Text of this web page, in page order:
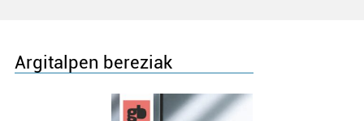
Argitalpen bereziak